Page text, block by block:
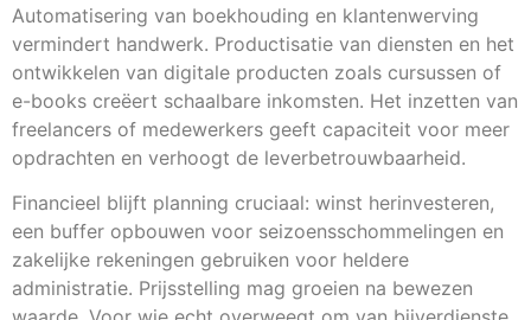
Automatisering van boekhouding en klantenwerving
vermindert handwerk. Productisatie van diensten en het
ontwikkelen van digitale producten zoals cursussen of
e-books creëert schaalbare inkomsten. Het inzetten van
freelancers of medewerkers geeft capaciteit voor meer
opdrachten en verhoogt de leverbetrouwbaarheid.
Financieel blijft planning cruciaal: winst herinvesteren,
een buffer opbouwen voor seizoensschommelingen en
zakelijke rekeningen gebruiken voor heldere
administratie. Prijsstelling mag groeien na bewezen